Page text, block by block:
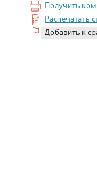
Получить
Распечатать
Добавить к